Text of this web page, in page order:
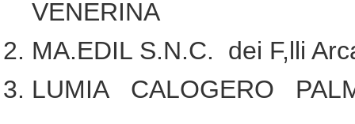
VENERINA
MA.EDIL S.N.C. dei F,lli
LUMIA CALOGERO